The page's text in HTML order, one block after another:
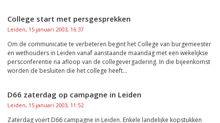
College start met persgesprekken
Leiden, 15 januari 2003, 16:37
Om de communicatie te verbeteren begint het College van burgemeester
en wethouders in Leiden vanaf aanstaande maandag met een wekelijkse
persconferentie na afloop van de collegevergadering. In die bijeenkomst
worden de besluiten die het college heeft...
D66 zaterdag op campagne in Leiden
Leiden, 15 januari 2003, 11:52
Zaterdag voert D66 campagne in Leiden. Enkele landelijke kopstukken